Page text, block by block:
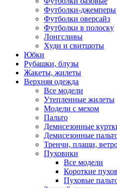
Футболки-джемперы
Футболки оверсайз
Футболки в полоску
Лонгсливы
Худи и свитшоты
Юбки
Рубашки, блузы
Жакеты, жилеты
Верхняя одежда
Все модели
Утепленные жилеты
Модели с мехом
Пальто
Демисезонные
Демисезонные
Тренчи, плащи,
Пуховики
Все модели
Короткие
Пуховые